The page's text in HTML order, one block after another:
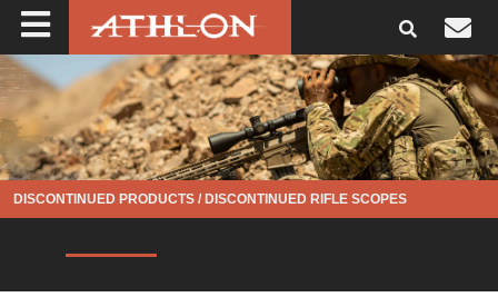
DISCONTINUED PRODUCTS / DISCONTINUED RIFLE SCOPES